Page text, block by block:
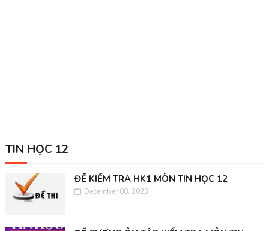
TIN HỌC 12
ĐỀ KIỂM TRA HK1 MÔN TIN HỌC 12
December 08, 2023